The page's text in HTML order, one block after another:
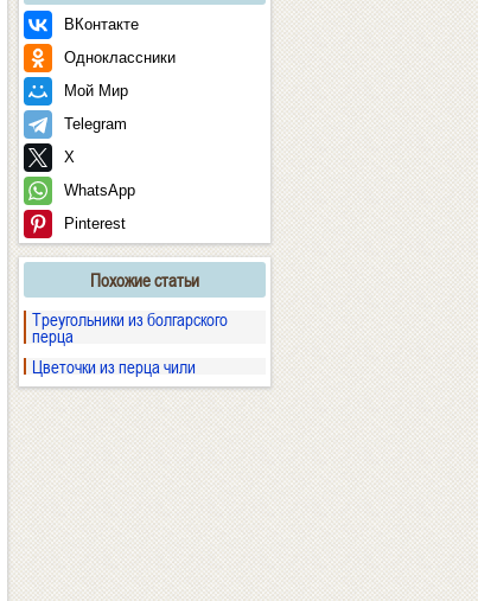
ВКонтакте
Одноклассники
Мой Мир
Telegram
X
WhatsApp
Pinterest
Похожие статьи
Треугольники из болгарского
перца
Цветочки из перца чили